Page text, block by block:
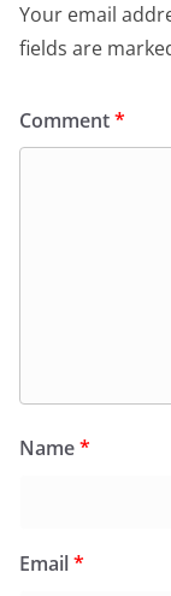
Your email
fields are
Comment*
Name*
Email*